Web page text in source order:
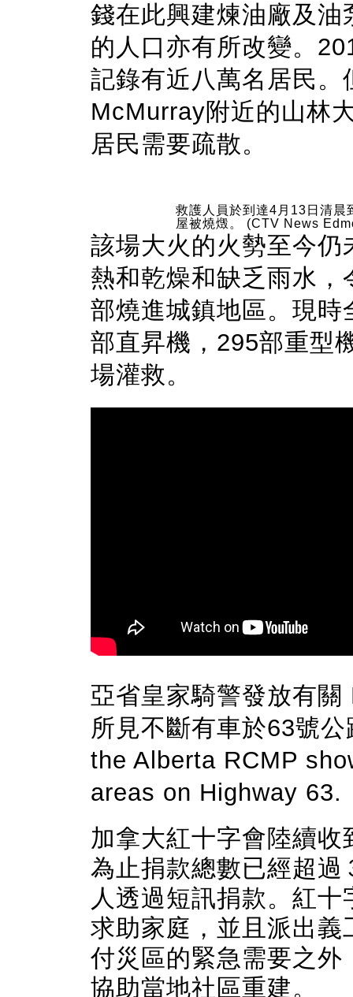
錢在此興建煉油廠及
的人口亦有所改變。
記錄有近八萬名居民
McMurray附近的山林
居民需要疏散。
救護人員於到達4月13日清
屋被燒燬。 (CTV News
該場大火的火勢至今
熱和乾燥和缺乏雨水
部燒進城鎮地區。現
部直昇機，295部重型
場灌救。
亞省皇家騎警發放有
所見不斷有車於63號
the Alberta RCMP
areas on Highway 63.
加拿大紅十字會陸續
為止捐款總數已經超
人透過短訊捐款。紅
求助家庭，並且派出
付災區的緊急需要之
協助當地社區重建。